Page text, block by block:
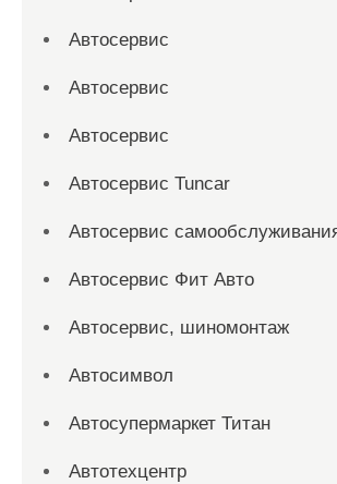
Автосервис
Автосервис
Автосервис
Автосервис Tuncar
Автосервис
Автосервис Фит Авто
Автосервис, шиномонтаж
Автосимвол
Автосупермаркет Титан
Автотехцентр